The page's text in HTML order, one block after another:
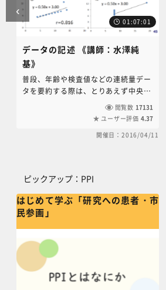
01:07:01
データの記述 《講師：水澤純
基》
普段、年齢や検査値などの連続量デー
タを要約する際は、とりあえず中央値
と範囲を出すものだと思っていません
か？なぜ平均値ではないか説明できる
ムや散布図などを使ったデータの解釈
かった内容について解説します。本講
義では検定や推定を実施する前に行う
べきデータクリーニングや予備的解析
についても説明します。ぜひ、履修し
てください。
閲覧数 17131
ユーザー評価 4.37
開催日：2016/04/11
‹
ピックアップ：PPI
はじめて学ぶ「研究への患者・市
民参画」